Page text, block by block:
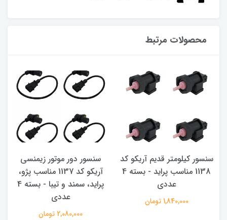
محصولات مرتبط
سنسور کیلومتر قدیم آریکو کد
1138 مناسب پراید - بسته 4
عددی
1,840,000 تومان
سنسور دور موتور زیمنسی
آریکو کد 1137 مناسب پژو،
پراید، سمند و تیبا - بسته 4
عددی
2,080,000 تومان